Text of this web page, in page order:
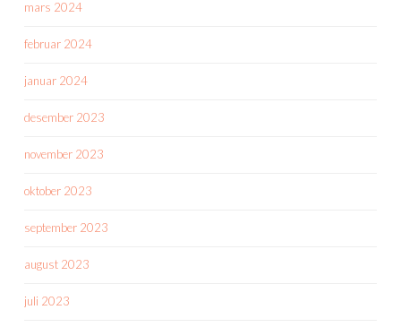
mars 2024
februar 2024
januar 2024
desember 2023
november 2023
oktober 2023
september 2023
august 2023
juli 2023